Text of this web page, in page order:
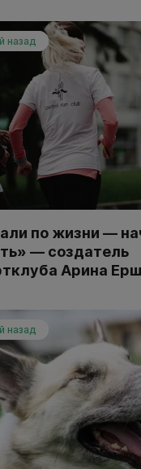
назад
по жизни —
— создатель
Арина
назад